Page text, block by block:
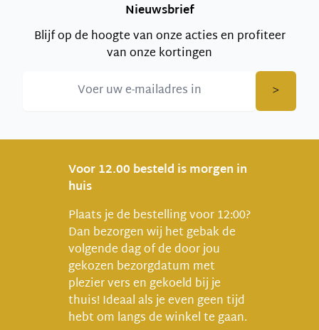
Nieuwsbrief
Blijf op de hoogte van onze acties en profiteer
van onze kortingen
>
Voor 12.00 besteld is morgen in
huis
Plaats je de bestelling voor 12:00?
Dan bezorgen wij het gebak de
volgende dag of de door jou
gekozen bezorgdatum met
plezier vers en gekoeld bij je
thuis! Ideaal als je even geen tijd
hebt om langs de winkel te gaan.